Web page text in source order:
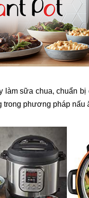
làm sữa chua, chuẩn bị
phương pháp nấu